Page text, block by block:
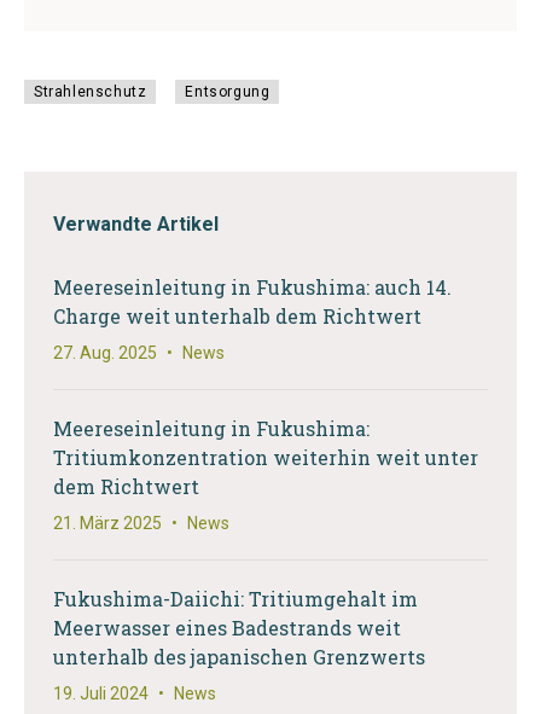
Strahlenschutz Entsorgung
Verwandte Artikel
Meereseinleitung in Fukushima: auch 14.
Charge weit unterhalb dem Richtwert
27. Aug. 2025 • News
Meereseinleitung in Fukushima:
Tritiumkonzentration weiterhin weit unter
dem Richtwert
21. März 2025 • News
Fukushima-Daiichi: Tritiumgehalt im
Meerwasser eines Badestrands weit
unterhalb des japanischen Grenzwerts
19. Juli 2024 • News